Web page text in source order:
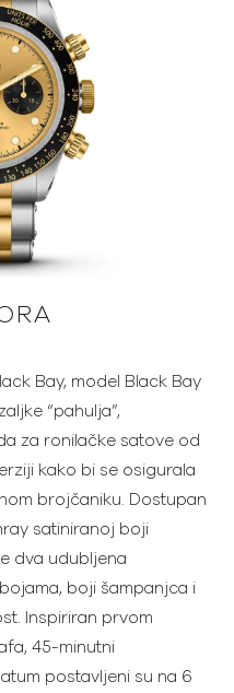
Bay, model Black Bay
“pahulja”,
za ronilačke satove od
kako bi se osigurala
brojčaniku. Dostupan
satiniranoj boji
dva udubljena
boji šampanjca i
Inspiriran prvom
45-minutni
postavljeni su na 6